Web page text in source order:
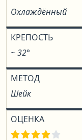
Охлаждённый
КРЕПОСТЬ
~ 32°
МЕТОД
Шейк
ОЦЕНКА